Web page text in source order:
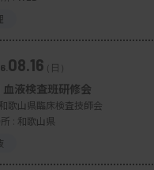
08.16（日）
血液検査班研修会
和歌山県臨床検査技師会
: 和歌山県